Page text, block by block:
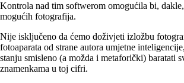
Kontrola nad tim softwerom omogućila bi,
mogućih fotografija.
Nije isključeno da ćemo doživjeti izložbu
fotoaparata od strane autora umjetne
stanju smisleno (a možda i metaforički) baratati
znamenkama u toj cifri.